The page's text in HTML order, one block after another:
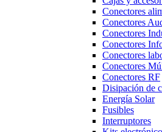
Conectores
Conectores
Conectores
Conectores
Conectores
Conectores
Conectores RF
Disipación de
Energía Solar
Fusibles
Interruptores